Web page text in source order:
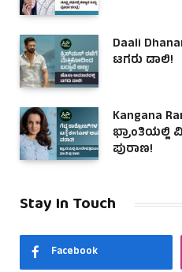
Daali
ಟಗರು ಡಾಲಿ!
Kangana
ಭ್ರಾಂತಿಯಲ್ಲಿ
ಪುರಾಣ!
Stay In Touch
Facebook